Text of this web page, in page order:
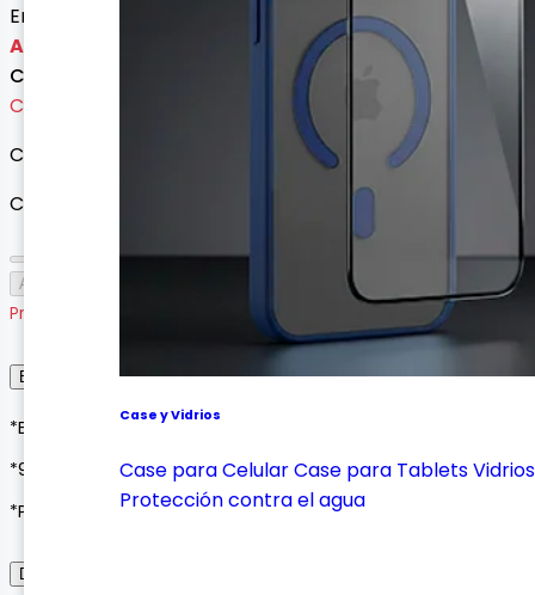
Case y Vidrios
Case para CelularCase para TabletsVidrios
Protección contra el agua
Envío gratis con esta oferta
Agotado
Consultar precio
Cargando variantes...
Cargando variantes disponibles...
Cantidad
Agotado
Producto agotado
Envío, Entrega y Garantía
*Envíos a todo Colombia*
*90 días de garantía*
*Pagos seguros con Wompi o contraentrega*
Descripción del Producto